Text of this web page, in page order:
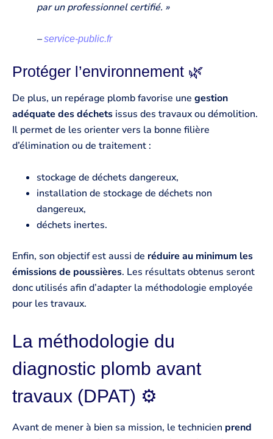
par un professionnel certifié. »
–service-public.fr
Protéger l’environnement 🌿
De plus, un repérage plomb favorise une gestion
adéquate des déchets issus des travaux ou démolition.
Il permet de les orienter vers la bonne filière
d’élimination ou de traitement :
stockage de déchets dangereux,
installation de stockage de déchets non
dangereux,
déchets inertes.
Enfin, son objectif est aussi de réduire au minimum les
émissions de poussières. Les résultats obtenus seront
donc utilisés afin d’adapter la méthodologie employée
pour les travaux.
La méthodologie du
diagnostic plomb avant
travaux (DPAT) ⚙️
Avant de mener à bien sa mission, le technicien prend